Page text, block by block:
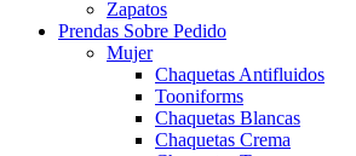
Zapatos
Prendas Sobre Pedido
Mujer
Chaquetas Antifluidos
Tooniforms
Chaquetas Blancas
Chaquetas Crema